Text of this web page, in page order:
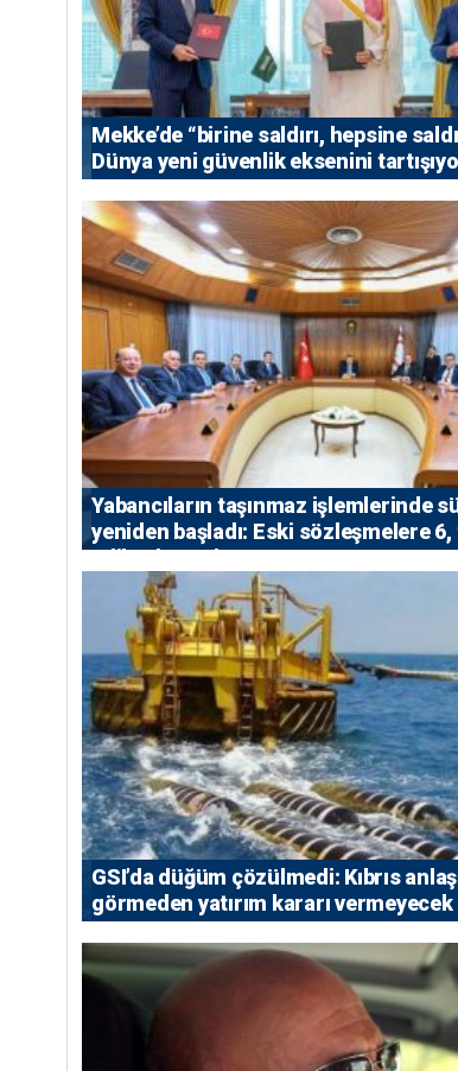
Mekke’de “birine saldırı, hepsine
Dünya yeni güvenlik eksenini
Yabancıların taşınmaz işlemlerinde
yeniden başladı: Eski sözleşmelere
edilen konutlara 36 ay
GSI’da düğüm çözülmedi: Kıbrıs
görmeden yatırım kararı vermeyecek